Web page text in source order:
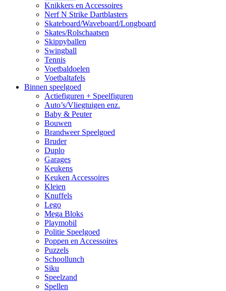
Knikkers en Accessoires
Nerf N Strike Dartblasters
Skateboard/Waveboard/Longboard
Skates/Rolschaatsen
Skippyballen
Swingball
Tennis
Voetbaldoelen
Voetbaltafels
Binnen speelgoed
Actiefiguren + Speelfiguren
Auto’s/Vliegtuigen enz.
Baby & Peuter
Bouwen
Brandweer Speelgoed
Bruder
Duplo
Garages
Keukens
Keuken Accessoires
Kleien
Knuffels
Lego
Mega Bloks
Playmobil
Politie Speelgoed
Poppen en Accessoires
Puzzels
Schoollunch
Siku
Speelzand
Spellen